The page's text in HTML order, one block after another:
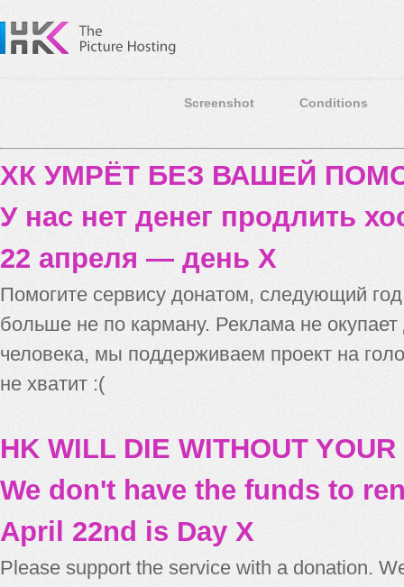
Screenshot Conditions
ХК УМРЁТ БЕЗ ВАШЕЙ
У нас нет денег продлить
22 апреля — день X
Помогите сервису донатом, следующий
больше не по карману. Реклама не
человека, мы поддерживаем проект на
не хватит :(
HK WILL DIE WITHOUT
We don't have the funds to
April 22nd is Day X
Please support the service with a donation.